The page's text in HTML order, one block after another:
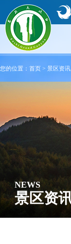
您的位置： 首页 > 景区资讯
NEWS
景区资